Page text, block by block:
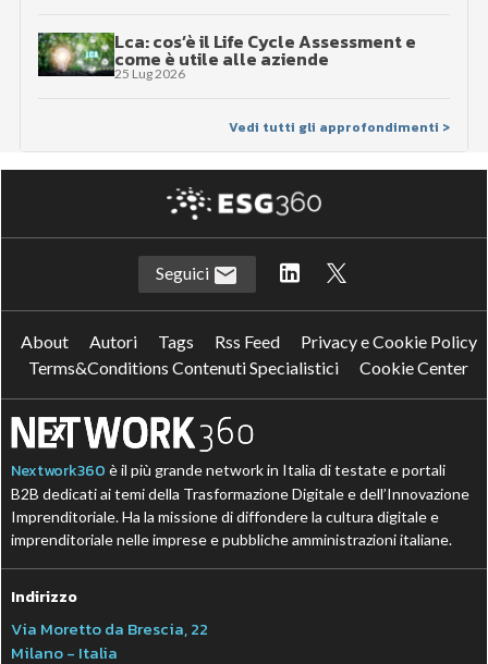
Lca: cos’è il Life Cycle Assessment e
come è utile alle aziende
25 Lug 2026
Vedi tutti gli approfondimenti >
Seguici
About Autori Tags Rss Feed
Privacy e Cookie Policy
Terms&Conditions Contenuti Specialistici
Cookie Center
Nextwork360 è il più grande network in Italia di testate e portali
B2B dedicati ai temi della Trasformazione Digitale e dell’Innovazione
Imprenditoriale. Ha la missione di diffondere la cultura digitale e
imprenditoriale nelle imprese e pubbliche amministrazioni italiane.
Indirizzo
Via Moretto da Brescia, 22
Milano - Italia